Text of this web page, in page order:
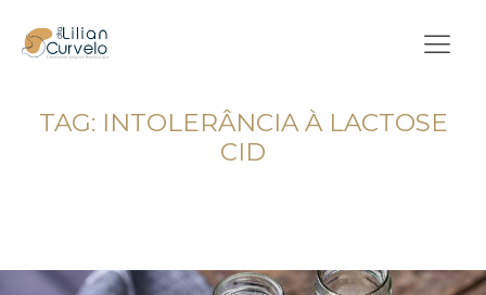
TAG: INTOLERÂNCIA À LACTOSE
CID